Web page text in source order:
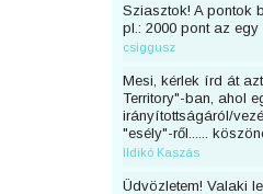
Sziasztok! A pontok
pl.: 2000 pont az
csiggusz
Mesi, kérlek írd át
Territory"-ban, ahol
irányítottságáról/
"esély"-ről......
Ildikó Kaszás
Üdvözletem! Valaki